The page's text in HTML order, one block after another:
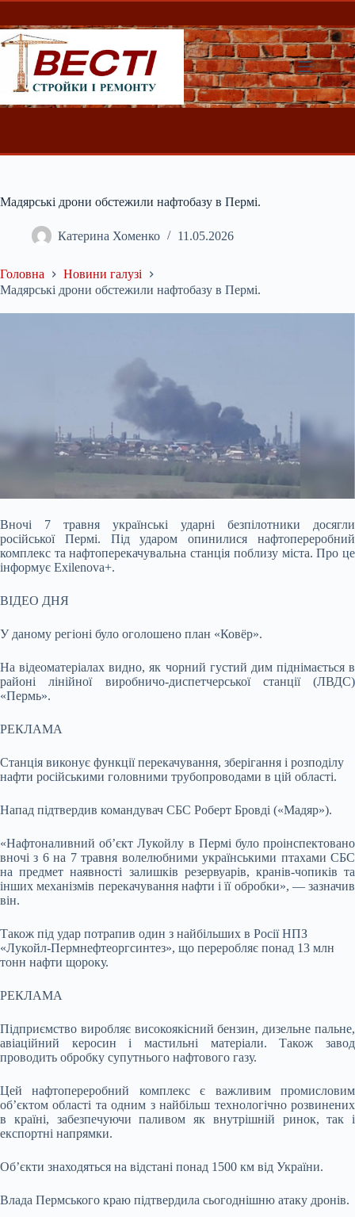
Перейти
вмісту
Мадярські дрони обстежили нафтобазу в Пермі.
Катерина Хоменко 11.05.2026
Головна
Новини галузі
Мадярські дрони обстежили нафтобазу в Пермі.
Вночі 7 травня українські ударні безпілотники досягли
російської Пермі. Під ударом опинилися нафтопереробний
комплекс та нафтоперекачувальна станція поблизу міста. Про це
інформує Exilenova+.
ВІДЕО ДНЯ
У даному регіоні було оголошено план «Ковёр».
На відеоматеріалах видно, як чорний густий дим піднімається в
районі лінійної виробничо-диспетчерської станції (ЛВДС)
«Пермь».
РЕКЛАМА
Станція виконує функції перекачування, зберігання і розподілу
нафти російськими головними трубопроводами в цій області.
Напад підтвердив командувач СБС Роберт Бровді («Мадяр»).
«Нафтоналивний об’єкт Лукойлу в Пермі було проінспектовано
вночі з 6 на 7 травня волелюбними українськими птахами СБС
на предмет наявності залишків резервуарів, кранів-чопиків та
інших механізмів перекачування нафти і її обробки», — зазначив
він.
Також під удар потрапив один з найбільших в Росії НПЗ
«Лукойл-Пермнефтеоргсинтез», що переробляє понад 13 млн
тонн нафти щороку.
РЕКЛАМА
Підприємство виробляє високоякісний бензин, дизельне пальне,
авіаційний керосин і мастильні матеріали. Також завод
проводить обробку супутнього нафтового газу.
Цей нафтопереробний комплекс є важливим промисловим
об’єктом області та одним з найбільш технологічно розвинених
в країні, забезпечуючи паливом як внутрішній ринок, так і
експортні напрямки.
Об’єкти знаходяться на відстані понад 1500 км від України.
Влада Пермського краю підтвердила сьогоднішню атаку дронів.